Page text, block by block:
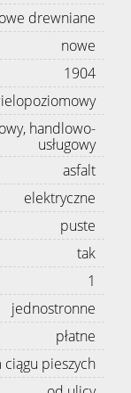
drewniane
nowe
1904
handlowo-
usługowy
asfalt
elektryczne
puste
tak
1
jednostronne
płatne
ciągu pieszych